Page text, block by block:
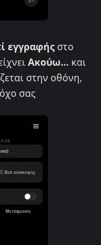
εγγραφής στο
Ακούω… και
στην οθόνη,
σας